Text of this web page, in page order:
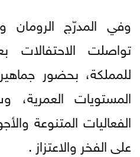
وفي المدرّج
للمملكة، بحضور
المستويات
الفعاليات المتنوعة
على الفخر والاعتزاز .